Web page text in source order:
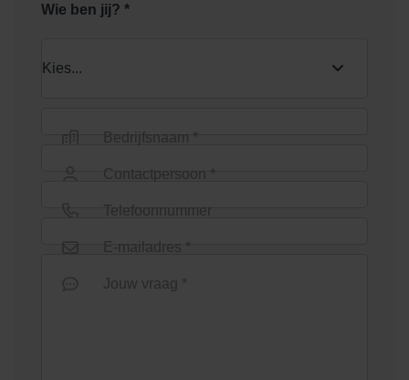
Wie ben jij? *
Bedrijfsnaam *
Contactpersoon *
Telefoonnummer
E-mailadres *
Jouw vraag *